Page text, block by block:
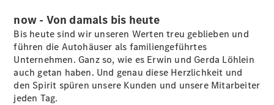
now - Von damals bis heute
Bis heute sind wir unseren Werten treu geblieben und
führen die Autohäuser als familiengeführtes
Unternehmen. Ganz so, wie es Erwin und Gerda Löhlein
auch getan haben. Und genau diese Herzlichkeit und
den Spirit spüren unsere Kunden und unsere Mitarbeiter
jeden Tag.